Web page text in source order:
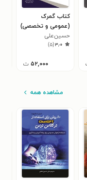
کتاب گمرک
(عمومی و تخصصی)
حسین‌علی
اسماعیلی
۳٫۰(۵)
۵۲,۰۰۰ ت
مشاهده همه